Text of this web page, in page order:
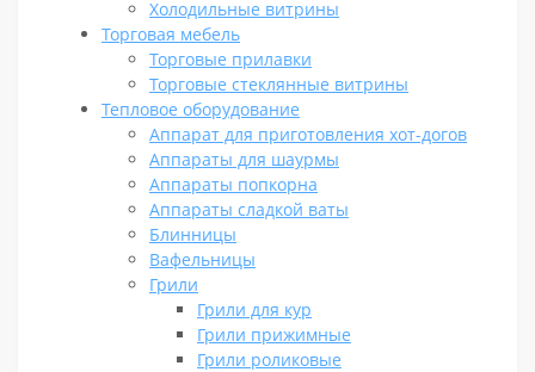
Холодильные витрины
Торговая мебель
Торговые прилавки
Торговые стеклянные витрины
Тепловое оборудование
Аппарат для приготовления хот-догов
Аппараты для шаурмы
Аппараты попкорна
Аппараты сладкой ваты
Блинницы
Вафельницы
Грили
Грили для кур
Грили прижимные
Грили роликовые